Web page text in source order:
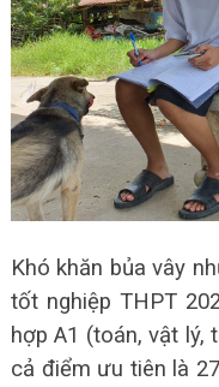
Khó khăn bủa vây
tốt nghiệp THPT
hợp A1 (toán, vật lý,
cả điểm ưu tiên là